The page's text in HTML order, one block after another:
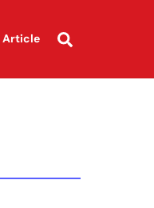
Article